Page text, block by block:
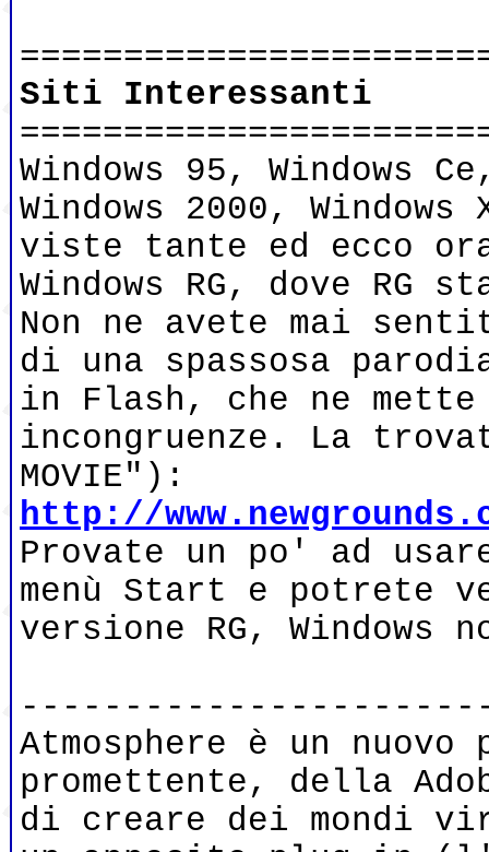
Siti Interessanti
Windows 95, Windows
Windows 2000,
viste tante ed ecco
Windows RG, dove RG
Non ne avete mai
di una spassosa
in Flash, che ne
incongruenze. La
MOVIE"):
http://
Provate un po' ad
menù Start e potrete
versione RG, Windows
Atmosphere è un
promettente, della
di creare dei mondi